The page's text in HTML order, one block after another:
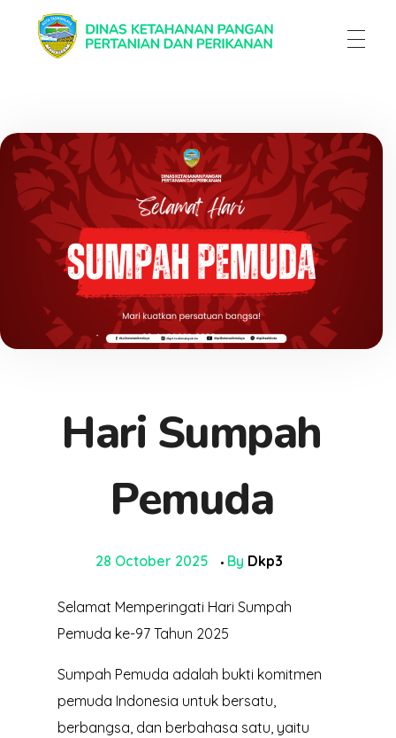
Hari Sumpah
Pemuda
28 October 2025 By Dkp3
Selamat Memperingati Hari Sumpah
Pemuda ke-97 Tahun 2025
Sumpah Pemuda adalah bukti komitmen
pemuda Indonesia untuk bersatu,
berbangsa, dan berbahasa satu, yaitu